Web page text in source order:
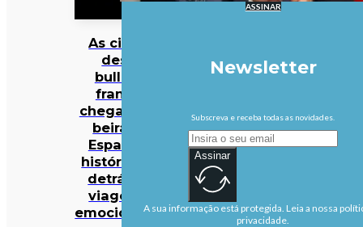
As cinzas
deste
bulldog
francês
chegaram à
beira do
Espaço. A
história por
detrás da
viagem é
emocionante
ASSINAR
Newsletter
Subscreva e receba todas as novidades.
Assinar
A sua informação está protegida. Leia a nossa
privacidade.